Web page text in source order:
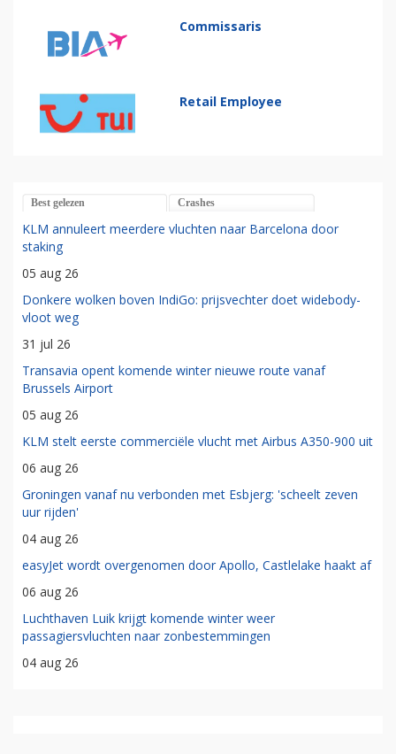
Commissaris
Retail Employee
Best gelezen Crashes
KLM annuleert meerdere vluchten naar Barcelona door
staking
05 aug 26
Donkere wolken boven IndiGo: prijsvechter doet widebody-
vloot weg
31 jul 26
Transavia opent komende winter nieuwe route vanaf
Brussels Airport
05 aug 26
KLM stelt eerste commerciële vlucht met Airbus A350-900 uit
06 aug 26
Groningen vanaf nu verbonden met Esbjerg: 'scheelt zeven
uur rijden'
04 aug 26
easyJet wordt overgenomen door Apollo, Castlelake haakt af
06 aug 26
Luchthaven Luik krijgt komende winter weer
passagiersvluchten naar zonbestemmingen
04 aug 26